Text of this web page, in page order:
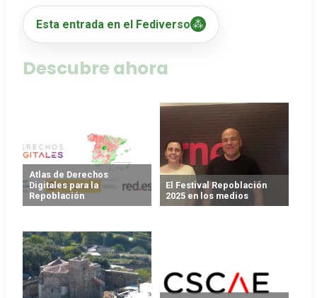
Esta entrada en el Fediverso
Descubre ahora
Atlas de Derechos
Digitales para la
Repoblación
El Festival Repoblación
2025 en los medios